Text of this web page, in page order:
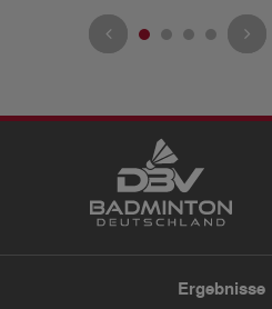
Ergebnisse